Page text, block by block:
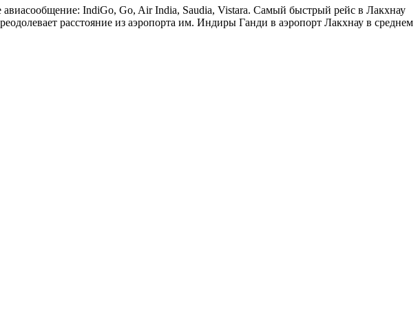
IndiGo, Go, Air India, Saudia, Vistara. Самый быстрый рейс в Лакхнау
расстояние из аэропорта им. Индиры Ганди в аэропорт Лакхнау в среднем